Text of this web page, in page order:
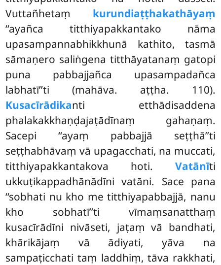
Vuttañhetaṃ kurundiaṭṭhakathāyaṃ
‘‘ayañca titthiyapakkantako nāma
upasampannabhikkhunā kathito, tasmā
sāmaṇero saliṅgena titthāyatanaṃ gatopi
puna pabbajjañca upasampadañca
labhatī’’ti (mahāva. aṭṭha. 110).
Kusacīrādikanti etthādisaddena
phalakakkhaṇḍajaṭādīnaṃ gahaṇaṃ.
Sacepi ‘‘ayaṃ pabbajjā seṭṭhā’’ti
seṭṭhabhāvaṃ vā upagacchati, na muccati,
titthiyapakkantakova hoti. Vatānīti
ukkuṭikappadhānādīni vatāni. Sace pana
‘‘sobhati nu kho me titthiyapabbajjā, nanu
kho sobhatī’’ti vīmaṃsanatthaṃ
kusacīrādīni nivāseti, jaṭaṃ vā bandhati,
khārikājaṃ vā ādiyati, yāva na
sampaṭicchati taṃ laddhiṃ, tāva rakkhati,